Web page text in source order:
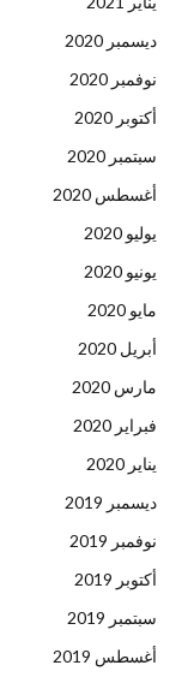
ديسمبر 2020
نوفمبر 2020
أكتوبر 2020
سبتمبر 2020
أغسطس 2020
يوليو 2020
يونيو 2020
مايو 2020
أبريل 2020
مارس 2020
فبراير 2020
يناير 2020
ديسمبر 2019
نوفمبر 2019
أكتوبر 2019
سبتمبر 2019
أغسطس 2019